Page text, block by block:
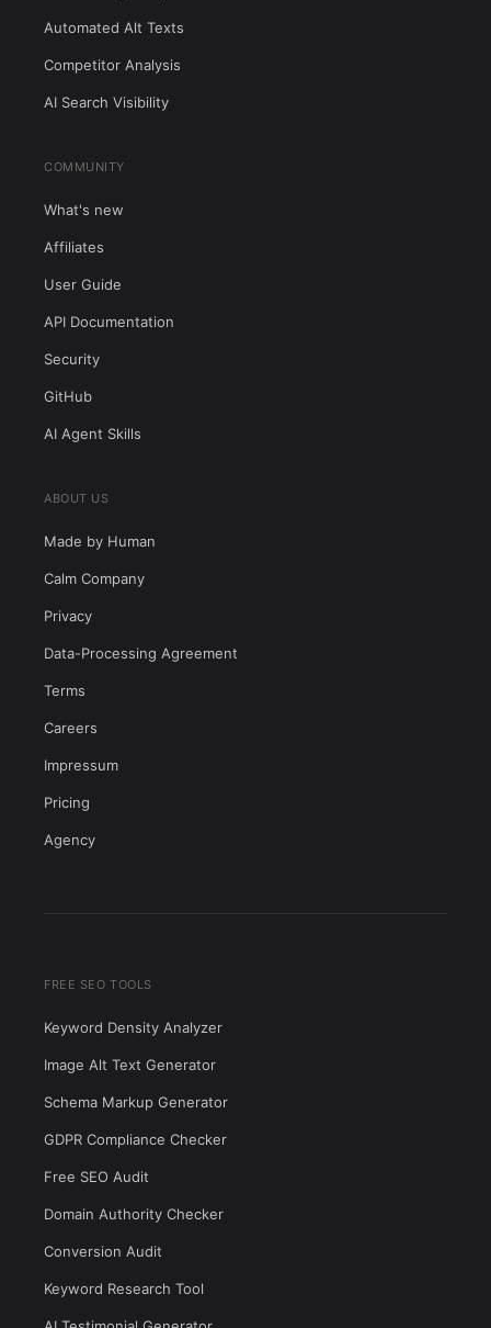
Automated Alt Texts
Competitor Analysis
AI Search Visibility
COMMUNITY
What's new
Affiliates
User Guide
API Documentation
Security
GitHub
AI Agent Skills
ABOUT US
Made by Human
Calm Company
Privacy
Data-Processing Agreement
Terms
Careers
Impressum
Pricing
Agency
FREE SEO TOOLS
Keyword Density Analyzer
Image Alt Text Generator
Schema Markup Generator
GDPR Compliance Checker
Free SEO Audit
Domain Authority Checker
Conversion Audit
Keyword Research Tool